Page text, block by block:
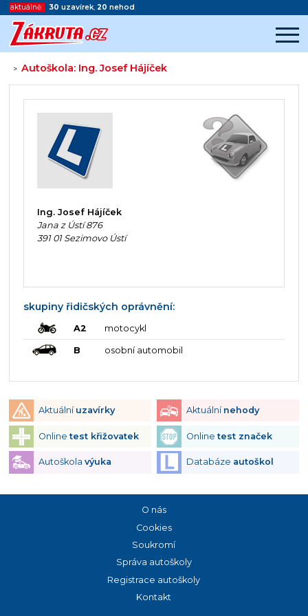
aktuálně: 30 uzavírek, 20 nehod
>Autoškola: Ing. Josef Hájíček
Začátek reklamy
Konec reklamy
Ing. Josef Hájíček
Jana z Ústí 876
391 01 Sezimovo Ústí
skupiny řidičských oprávnění:
A2 motocykl
B osobní automobil
Aktuální uzavírky Aktuální nehody
Onlinetest křižovatek Onlinetest značek
Autoškola výuka Databáze autoškol
O nás
Cookies
Soukromí
Správa autoškoly
Registrace autoškoly
Kontakt